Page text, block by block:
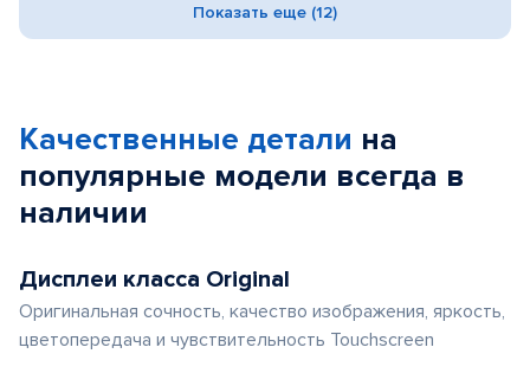
Показать еще (12)
Качественные детали на
популярные модели всегда в
наличии
Дисплеи класса Original
Оригинальная сочность, качество изображения, яркость,
цветопередача и чувствительность Touchscreen